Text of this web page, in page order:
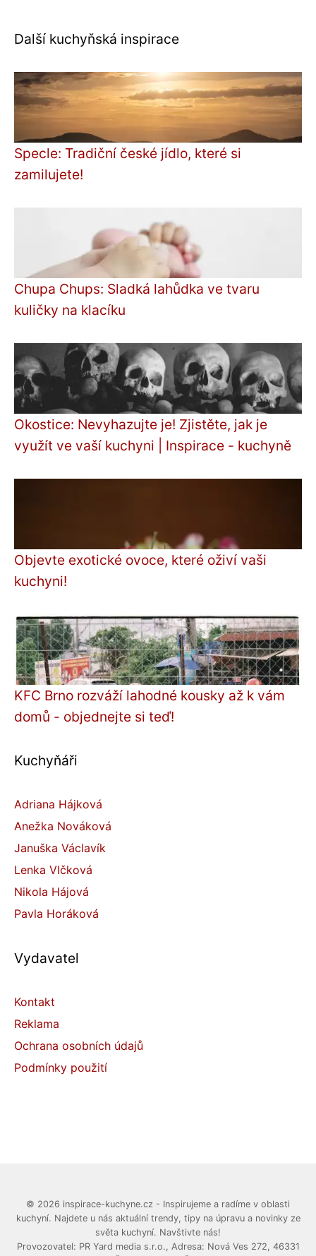
Další kuchyňská inspirace
Specle: Tradiční české jídlo, které si
zamilujete!
Chupa Chups: Sladká lahůdka ve tvaru
kuličky na klacíku
Okostice: Nevyhazujte je! Zjistěte, jak je
využít ve vaší kuchyni | Inspirace - kuchyně
Objevte exotické ovoce, které oživí vaši
kuchyni!
KFC Brno rozváží lahodné kousky až k vám
domů - objednejte si teď!
Kuchyňáři
Adriana Hájková
Anežka Nováková
Januška Václavík
Lenka Vlčková
Nikola Hájová
Pavla Horáková
Vydavatel
Kontakt
Reklama
Ochrana osobních údajů
Podmínky použití
© 2026 inspirace-kuchyne.cz - Inspirujeme a radíme v oblasti
kuchyní. Najdete u nás aktuální trendy, tipy na úpravu a novinky ze
světa kuchyní. Navštivte nás!
Provozovatel: PR Yard media s.r.o., Adresa: Nová Ves 272, 46331